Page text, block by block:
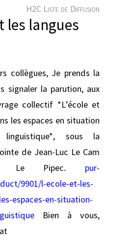
H2C Liste de Diffusion
les langues
collègues, Je prends la
signaler la parution, aux
collectif *L’école et
les espaces en situation
sous la
de Jean-Luc Le Cam
Le Pipec. pur-
9901/l-ecole-et-les-
espaces-en-situation-
Bien à vous,